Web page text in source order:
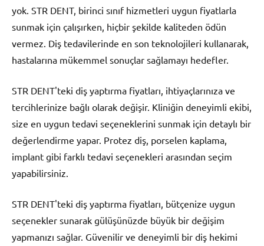
yok. STR DENT, birinci sınıf hizmetleri uygun fiyatlarla
sunmak için çalışırken, hiçbir şekilde kaliteden ödün
vermez. Diş tedavilerinde en son teknolojileri kullanarak,
hastalarına mükemmel sonuçlar sağlamayı hedefler.
STR DENT'teki diş yaptırma fiyatları, ihtiyaçlarınıza ve
tercihlerinize bağlı olarak değişir. Kliniğin deneyimli ekibi,
size en uygun tedavi seçeneklerini sunmak için detaylı bir
değerlendirme yapar. Protez diş, porselen kaplama,
implant gibi farklı tedavi seçenekleri arasından seçim
yapabilirsiniz.
STR DENT'teki diş yaptırma fiyatları, bütçenize uygun
seçenekler sunarak gülüşünüzde büyük bir değişim
yapmanızı sağlar. Güvenilir ve deneyimli bir diş hekimi